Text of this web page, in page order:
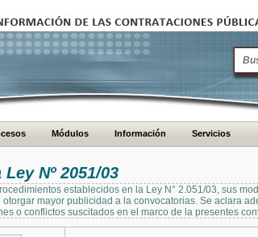
Módulos Información Servicios
Nº 2051/03
establecidos en la Ley N° 2.051/03, sus
mayor publicidad a la convocatorias. Se aclara
o conflictos suscitados en el marco de la presentes